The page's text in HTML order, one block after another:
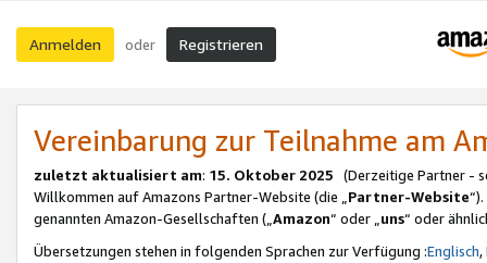
Anmelden oder Registrieren
Vereinbarung zur Teilnahme am
zuletzt aktualisiert am: 15. Oktober 2025 (Derzeitige Partner -
Willkommen auf Amazons Partner-Website (die „Partner-Website
genannten Amazon-Gesellschaften („Amazon“ oder „uns“ oder
Übersetzungen stehen in folgenden Sprachen zur Verfügung :Englisch,